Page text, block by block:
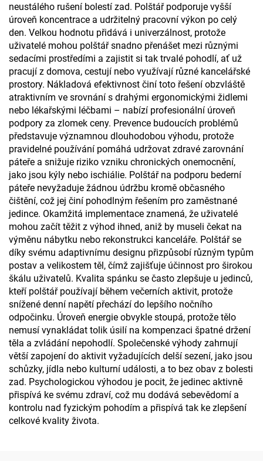
neustálého rušení bolestí zad. Polštář podporuje vyšší
úroveň koncentrace a udržitelný pracovní výkon po celý
den. Velkou hodnotu přidává i univerzálnost, protože
uživatelé mohou polštář snadno přenášet mezi různými
sedacími prostředími a zajistit si tak trvalé pohodlí, ať už
pracují z domova, cestují nebo využívají různé kancelářské
prostory. Nákladová efektivnost činí toto řešení obzvláště
atraktivním ve srovnání s drahými ergonomickými židlemi
nebo lékařskými léčbami – nabízí profesionální úroveň
podpory za zlomek ceny. Prevence budoucích problémů
představuje významnou dlouhodobou výhodu, protože
pravidelné používání pomáhá udržovat zdravé zarovnání
páteře a snižuje riziko vzniku chronických onemocnění,
jako jsou kýly nebo ischiálie. Polštář na podporu bederní
páteře nevyžaduje žádnou údržbu kromě občasného
čištění, což jej činí pohodlným řešením pro zaměstnané
jedince. Okamžitá implementace znamená, že uživatelé
mohou začít těžit z výhod ihned, aniž by museli čekat na
výměnu nábytku nebo rekonstrukci kanceláře. Polštář se
díky svému adaptivnímu designu přizpůsobí různým typům
postav a velikostem těl, čímž zajišťuje účinnost pro širokou
škálu uživatelů. Kvalita spánku se často zlepšuje u jedinců,
kteří polštář používají během večerních aktivit, protože
snížené denní napětí přechází do lepšího nočního
odpočinku. Úroveň energie obvykle stoupá, protože tělo
nemusí vynakládat tolik úsilí na kompenzaci špatné držení
těla a zvládání nepohodlí. Společenské výhody zahrnují
větší zapojení do aktivit vyžadujících delší sezení, jako jsou
schůzky, jídla nebo kulturní události, a to bez obav z bolesti
zad. Psychologickou výhodou je pocit, že jedinec aktivně
přispívá ke svému zdraví, což mu dodává sebevědomí a
kontrolu nad fyzickým pohodím a přispívá tak ke zlepšení
celkové kvality života.